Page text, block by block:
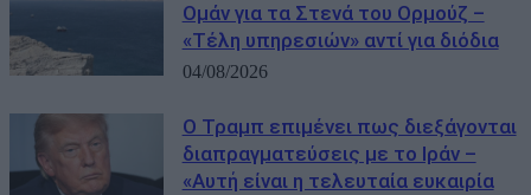
Ομάν για τα Στενά του Ορμούζ –
«Τέλη υπηρεσιών» αντί για διόδια
04/08/2026
Ο Τραμπ επιμένει πως διεξάγονται
διαπραγματεύσεις με το Ιράν –
«Αυτή είναι η τελευταία ευκαιρία